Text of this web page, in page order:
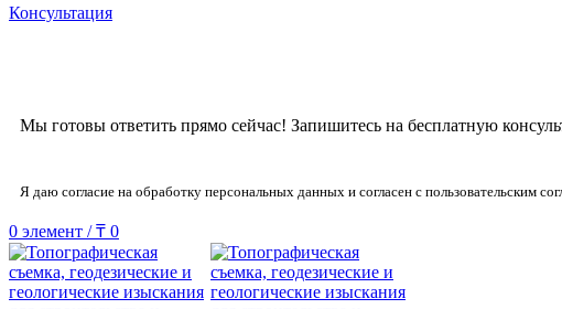
Консультация
Мы готовы ответить прямо сейчас! Запишитесь на бесплатную
Я даю согласие на обработку персональных данных и согласен с пользовательским
0 элемент / ₸ 0